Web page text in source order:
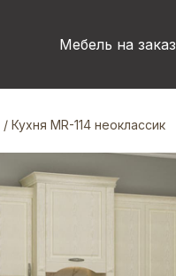
Мебель на заказ
/ Кухня MR-114 неоклассик